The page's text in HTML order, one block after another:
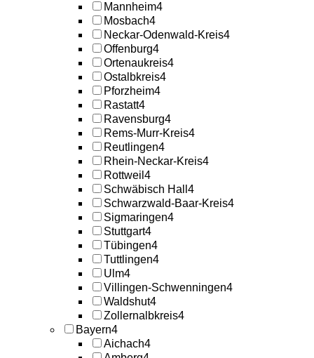
Mannheim4
Mosbach4
Neckar-Odenwald-Kreis4
Offenburg4
Ortenaukreis4
Ostalbkreis4
Pforzheim4
Rastatt4
Ravensburg4
Rems-Murr-Kreis4
Reutlingen4
Rhein-Neckar-Kreis4
Rottweil 4
Schwäbisch Hall 4
Schwarzwald-Baar-Kreis4
Sigmaringen4
Stuttgart4
Tübingen4
Tuttlingen4
Ulm4
Villingen-Schwenningen4
Waldshut4
Zollernalbkreis4
Bayern4
Aichach4